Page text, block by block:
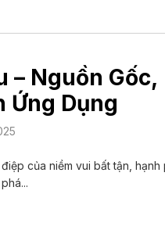
– Nguồn Gốc,
Ứng Dụng
của niềm vui bất tận, hạnh